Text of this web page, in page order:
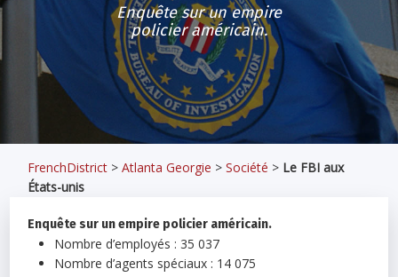
Enquête sur un empire
policier américain.
FrenchDistrict >Atlanta Georgie >Société > Le FBI aux
États-unis
Enquête sur un empire policier américain.
Nombre d’employés : 35 037
Nombre d’agents spéciaux : 14 075